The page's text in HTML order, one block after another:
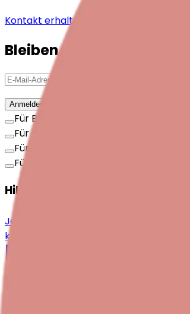
Kontakt erhalten
Bleiben Sie mit dem
Anmelden
Für Betroffene
Für Fachpersonen
Für Arbeitgebende
Für Interessierte
Hilfe ermöglichen
Jetzt spenden!
kontakt@periparto.ch